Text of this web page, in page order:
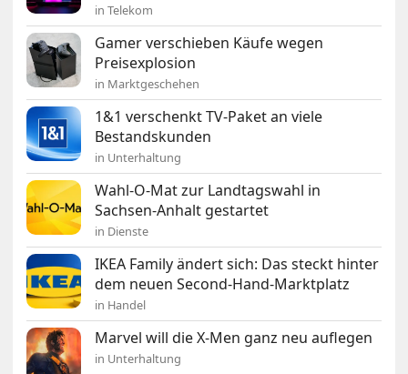
in Telekom
Gamer verschieben Käufe wegen
Preisexplosion
in Marktgeschehen
1&1 verschenkt TV-Paket an viele
Bestandskunden
in Unterhaltung
Wahl-O-Mat zur Landtagswahl in
Sachsen-Anhalt gestartet
in Dienste
IKEA Family ändert sich: Das steckt hinter
dem neuen Second-Hand-Marktplatz
in Handel
Marvel will die X-Men ganz neu auflegen
in Unterhaltung